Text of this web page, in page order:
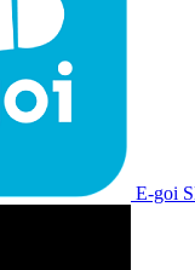
E-goi